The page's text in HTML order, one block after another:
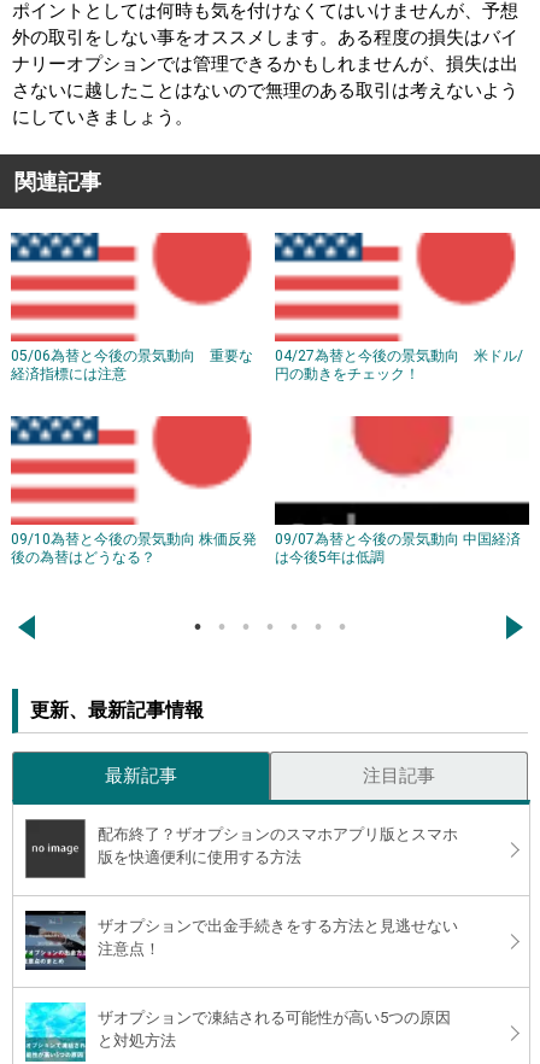
ポイントとしては何時も気を付けなくてはいけませんが、予想
外の取引をしない事をオススメします。ある程度の損失はバイ
ナリーオプションでは管理できるかもしれませんが、損失は出
さないに越したことはないので無理のある取引は考えないよう
にしていきましょう。
関連記事
05/06為替と今後の景気動向 重要な
経済指標には注意
04/27為替と今後の景気動向 米ドル/
円の動きをチェック！
09/10為替と今後の景気動向 株価反発
後の為替はどうなる？
09/07為替と今後の景気動向 中国経済
は今後5年は低調
← →
更新、最新記事情報
最新記事 注目記事
配布終了？ザオプションのスマホアプリ版とスマホ
版を快適便利に使用する方法
ザオプションで出金手続きをする方法と見逃せない
注意点！
ザオプションで凍結される可能性が高い5つの原因
と対処方法